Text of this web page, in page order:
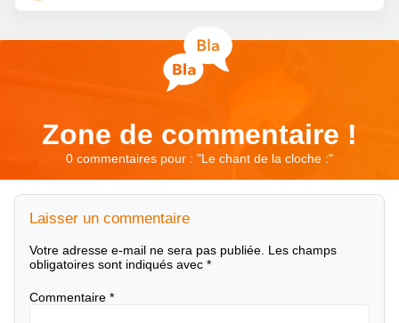
Zone de commentaire !
0 commentaires pour : "Le chant de la cloche :"
Laisser un commentaire
Votre adresse e-mail ne sera pas publiée. Les champs
obligatoires sont indiqués avec *
Commentaire *